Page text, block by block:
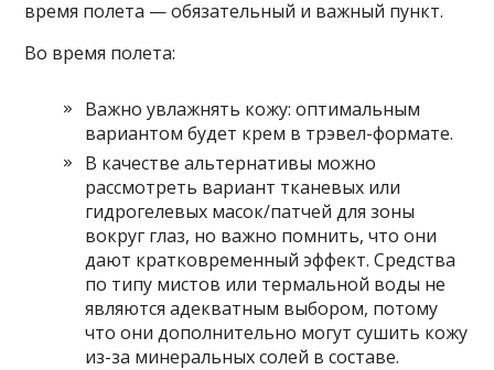
время полета — обязательный и важный пункт.
Во время полета:
Важно увлажнять кожу: оптимальным
вариантом будет крем в трэвел-формате.
В качестве альтернативы можно
рассмотреть вариант тканевых или
гидрогелевых масок/патчей для зоны
вокруг глаз, но важно помнить, что они
дают кратковременный эффект. Средства
по типу мистов или термальной воды не
являются адекватным выбором, потому
что они дополнительно могут сушить кожу
из-за минеральных солей в составе.